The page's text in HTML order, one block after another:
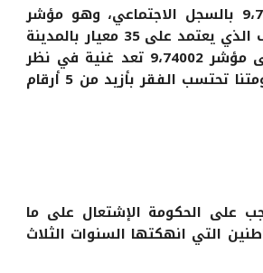
كما أن الدعم المباشر مرهون بالحصول على مؤشر يقل عن 9،74001 بالسجل الاجتماعي، وهو مؤشر
اقصائي لشرائح واسعة كانت تستفيد من الراميد، وسؤال الاستهداف الذي يعتمد على 35 معيار بالمدينة
و28 بالمجال القروي يطرح عدة اشكالات، ثم الأسرة التي تحصل على مؤشر 9،74002 تعد غنية في نظر
الحكومة ولا يحق لها الاستفادة من الدعم المباشر، الحقيقة أن حكومتنا تحتسب الفقر بأزيد من 5 أرقام
على الحكومة الإشتعال على ما
التي انهكتها السنوات الثلاث